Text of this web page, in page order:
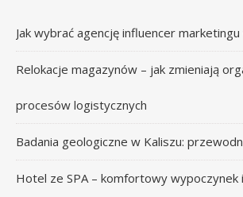
Jak wybrać agencję influencer
Relokacje magazynów – jak zmieniają
procesów logistycznych
Badania geologiczne w Kaliszu:
Hotel ze SPA – komfortowy wypoczynek